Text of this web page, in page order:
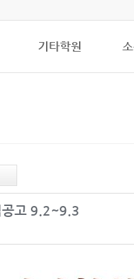
기타학원
공고 9.2~9.3